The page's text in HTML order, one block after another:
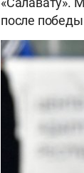
после